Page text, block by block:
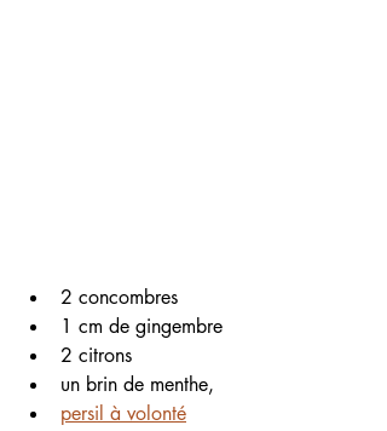
2 concombres
1 cm de gingembre
2 citrons
un brin de menthe,
persil à volonté